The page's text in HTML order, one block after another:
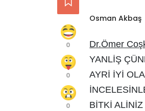
0
0
0
Osman Akbaş
Dr.Ömer
YANLİŞ
AYRİ İYİ
BİTKİ